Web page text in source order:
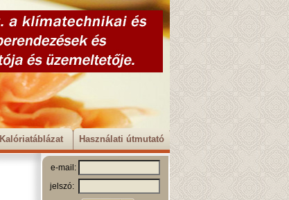
Kalóriatáblázat Használati útmutató
e-mail:
jelszó: